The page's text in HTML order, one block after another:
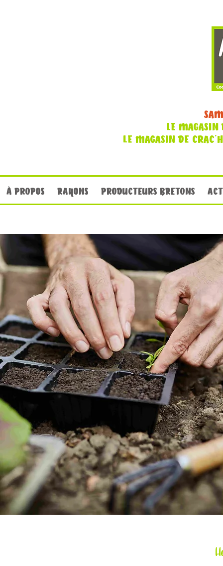
LE MAGASIN
LE MAGASIN DE
À PROPOS RAYONS PRODUCTEURS BRETONS